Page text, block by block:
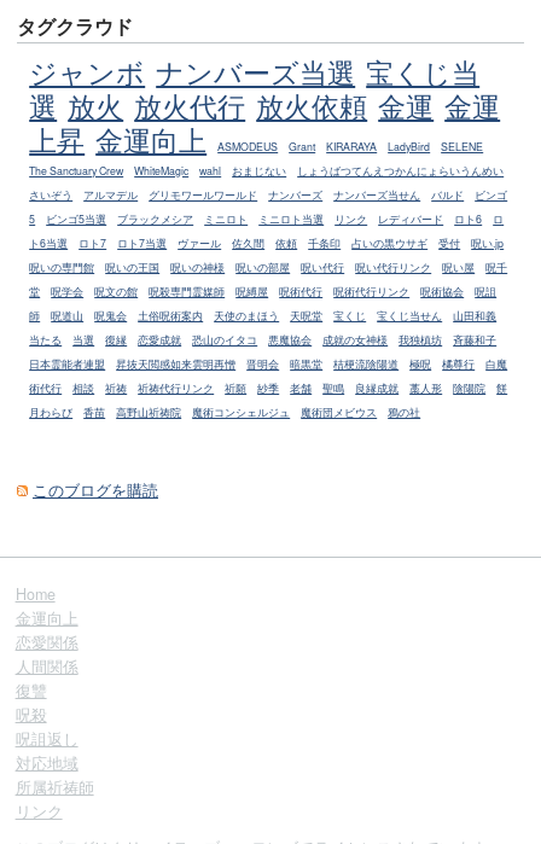
タグクラウド
ジャンボ ナンバーズ当選 宝くじ当
選 放火 放火代行 放火依頼 金運 金運
上昇 金運向上 ASMODEUS Grant KIRARAYA LadyBird
SELENE
The Sanctuary Crew
WhiteMagic wahl おまじない
しょうばつてんえつかんにょらいうんめい
さいぞう
アルマデル グリモワールワールド ナンバーズ ナンバーズ当せん バルド
ビンゴ
5
ビンゴ5当選 ブラックメシア ミニロト ミニロト当選 リンク レディバード ロト6
ロ
ト6当選
ロト7 ロト7当選 ヴァール 佐久間 依頼 千条印 占いの黒ウサギ 受付
呪い.jp
呪いの専門館
呪いの王国 呪いの神様 呪いの部屋 呪い代行 呪い代行リンク 呪い屋
呪千
堂
呪学会 呪文の館 呪殺専門霊媒師 呪縛屋 呪術代行 呪術代行リンク 呪術協会
呪詛
師
呪道山 呪鬼会 土俗呪術案内 天使のまほう 天呪堂 宝くじ 宝くじ当せん
山田和義
当たる
当選 復縁 恋愛成就 恐山のイタコ 悪魔協会 成就の女神様 我独槙坊
斉藤和子
日本霊能者連盟
昇抜天閲感如来雲明再憎 晋明会 暗黒堂 桔梗流陰陽道 極呪 橘尊行
白魔
術代行
相談 祈祷 祈祷代行リンク 祈願 紗季 老舗 聖鳴 良縁成就 藁人形 陰陽院
餅
月わらび
香苗 高野山祈祷院 魔術コンシェルジュ 魔術団メビウス 鴉の社
このブログを購読
Home
金運向上
恋愛関係
人間関係
復讐
呪殺
呪詛返し
対応地域
所属祈祷師
リンク